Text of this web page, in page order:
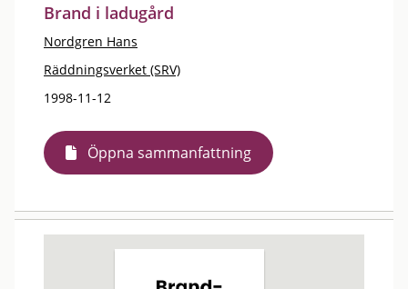
Brand i ladugård
Nordgren Hans
Räddningsverket (SRV)
1998-11-12
Öppna sammanfattning